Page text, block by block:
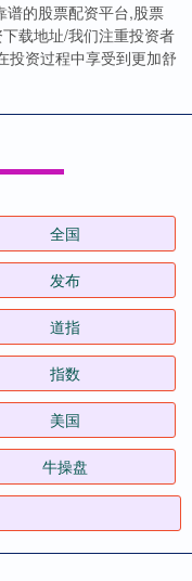
谱的股票配资平台,股票
载地址/我们注重投资者
投资过程中享受到更加舒
全国
发布
道指
指数
美国
牛操盘